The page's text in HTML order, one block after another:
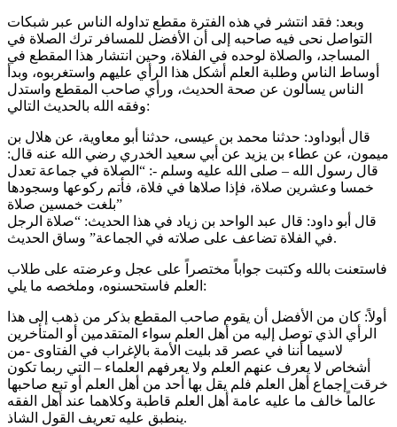
وبعد: فقد انتشر في هذه الفترة مقطع تداوله الناس عبر شبكات
التواصل نحى فيه صاحبه إلى أن الأفضل للمسافر ترك الصلاة في
المساجد، والصلاة لوحده في الفلاة، وحين انتشار هذا المقطع في
أوساط الناس وطلبة العلم أشكل هذا الرأي عليهم واستغربوه، وبدأ
الناس يسألون عن صحة الحديث، ورأي صاحب المقطع واستدل
وفقه الله بالحديث التالي:
قال أبوداود: حدثنا محمد بن عيسى، حدثنا أبو معاوية، عن هلال بن
ميمون، عن عطاء بن يزيد عن أبي سعيد الخدري رضي الله عنه قال:
قال رسول الله – صلى الله عليه وسلم -: “الصلاة في جماعة تعدل
خمسا وعشرين صلاة، فإذا صلاها في فلاة، فأتم ركوعها وسجودها
بلغت خمسين صلاة”
قال أبو داود: قال عبد الواحد بن زياد في هذا الحديث: “صلاة الرجل
في الفلاة تضاعف على صلاته في الجماعة” وساق الحديث.
فاستعنت بالله وكتبت جواباً مختصراً على عجل وعرضته على طلاب
العلم فاستحسنوه، وملخصه ما يلي:
أولاً: كان من الأفضل أن يقوم صاحب المقطع بذكر من ذهب إلى هذا
الرأي الذي توصل إليه من أهل العلم سواء المتقدمين أو المتأخرين
لاسيما أننا في عصر قد بليت الأمة بالإغراب في الفتاوى -من
أشخاص لا يعرف عنهم العلم ولا يعرفهم العلماء – التي ربما تكون
خرقت إجماع أهل العلم فلم يقل بها أحد من أهل العلم أو تبع صاحبها
عالماً خالف ما عليه عامة أهل العلم قاطبة وكلاهما عند أهل الفقه
ينطبق عليه تعريف القول الشاذ.